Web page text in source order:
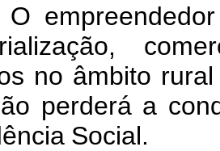
O empreendedo
ão, com
no âmbito rural
perderá a con
ncia Social.